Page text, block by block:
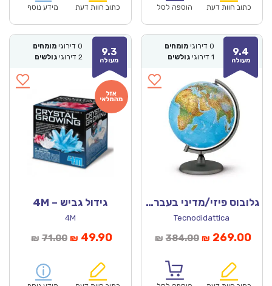
₪71.00.
כתוב חוות דעת הוספה לסל
₪84.00.
₪58.90.
כתוב חוות דעת מידע נוסף
9.4
מעולה
0 דירוגי מומחים
1 דירוגי גולשים
גלובוס פיזי/מדיני בעברית מאיר – 30 ס”מ
Tecnodidattica
₪ 384.00המחיר
₪ 269.00
9.3
מעולה
0 דירוגי מומחים
2 דירוגי גולשים
גידול גביש – 4M
4M
₪ 71.00המחיר
₪ 49.90המחיר